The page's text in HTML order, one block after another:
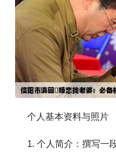
个人基本资料与照片
1. 个人简介：撰写一